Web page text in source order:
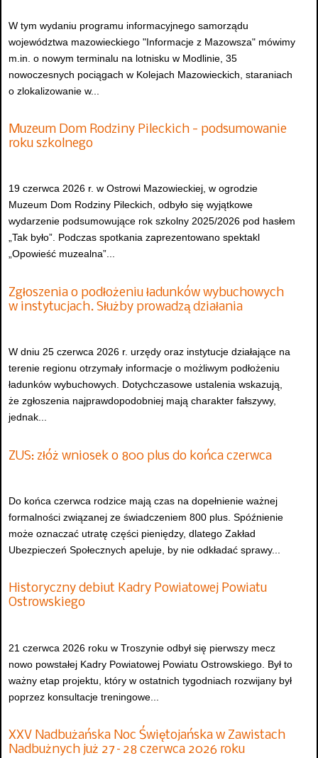
W tym wydaniu programu informacyjnego samorządu
województwa mazowieckiego "Informacje z Mazowsza" mówimy
m.in. o nowym terminalu na lotnisku w Modlinie, 35
nowoczesnych pociągach w Kolejach Mazowieckich, staraniach
o zlokalizowanie w...
Muzeum Dom Rodziny Pileckich - podsumowanie
roku szkolnego
19 czerwca 2026 r. w Ostrowi Mazowieckiej, w ogrodzie
Muzeum Dom Rodziny Pileckich, odbyło się wyjątkowe
wydarzenie podsumowujące rok szkolny 2025/2026 pod hasłem
„Tak było”. Podczas spotkania zaprezentowano spektakl
„Opowieść muzealna”...
Zgłoszenia o podłożeniu ładunków wybuchowych
w instytucjach. Służby prowadzą działania
W dniu 25 czerwca 2026 r. urzędy oraz instytucje działające na
terenie regionu otrzymały informacje o możliwym podłożeniu
ładunków wybuchowych. Dotychczasowe ustalenia wskazują,
że zgłoszenia najprawdopodobniej mają charakter fałszywy,
jednak...
ZUS: złóż wniosek o 800 plus do końca czerwca
Do końca czerwca rodzice mają czas na dopełnienie ważnej
formalności związanej ze świadczeniem 800 plus. Spóźnienie
może oznaczać utratę części pieniędzy, dlatego Zakład
Ubezpieczeń Społecznych apeluje, by nie odkładać sprawy...
Historyczny debiut Kadry Powiatowej Powiatu
Ostrowskiego
21 czerwca 2026 roku w Troszynie odbył się pierwszy mecz
nowo powstałej Kadry Powiatowej Powiatu Ostrowskiego. Był to
ważny etap projektu, który w ostatnich tygodniach rozwijany był
poprzez konsultacje treningowe...
XXV Nadbużańska Noc Świętojańska w Zawistach
Nadbużnych już 27–28 czerwca 2026 roku